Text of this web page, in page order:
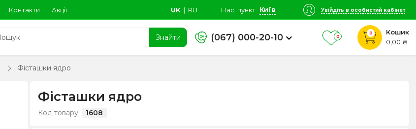
Контакти Акції UK ∣ RU Нас. пункт Київ Увійдіть в особистий кабінет
Знайти (067) 000-20-10 0
0
Кошик
0,00 ₴
Фісташки ядро
Фісташки ядро
Код товару: 1608